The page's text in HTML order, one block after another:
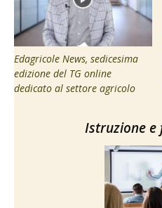
Edagricole News, sedicesima
edizione del TG online
dedicato al settore agricolo
Istruzione e